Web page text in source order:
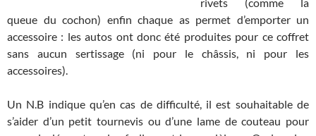
queue du cochon) enfin chaque as permet d’emporter un
accessoire : les autos ont donc été produites pour ce coffret
sans aucun sertissage (ni pour le châssis, ni pour les
accessoires).
Un N.B indique qu’en cas de difficulté, il est souhaitable de
s’aider d’un petit tournevis ou d’une lame de couteau pour